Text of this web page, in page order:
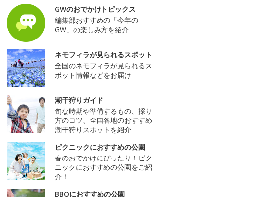
GWのおでかけトピックス
編集部おすすめの「今年の
GW」の楽しみ方を紹介
ネモフィラが見られるスポット
全国のネモフィラが見られるス
ポット情報などをお届け
潮干狩りガイド
旬な時期や準備するもの、採り
方のコツ、全国各地のおすすめ
潮干狩りスポットを紹介
ピクニックにおすすめの公園
春のおでかけにぴったり！ピク
ニックにおすすめの公園をご紹
介！
BBQにおすすめの公園